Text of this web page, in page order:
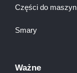
Części do maszyn
Smary
Ważne